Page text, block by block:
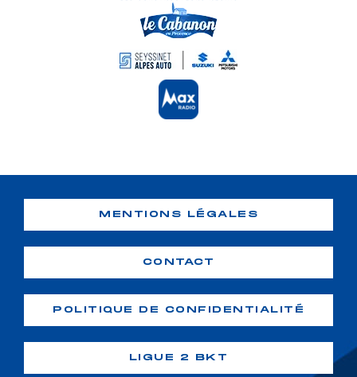
MENTIONS LÉGALES
CONTACT
POLITIQUE DE CONFIDENTIALITÉ
LIGUE 2 BKT